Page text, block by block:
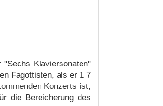
Klaviersonaten"
Fagottisten, als er 1 7
Konzerts ist,
die Bereicherung des